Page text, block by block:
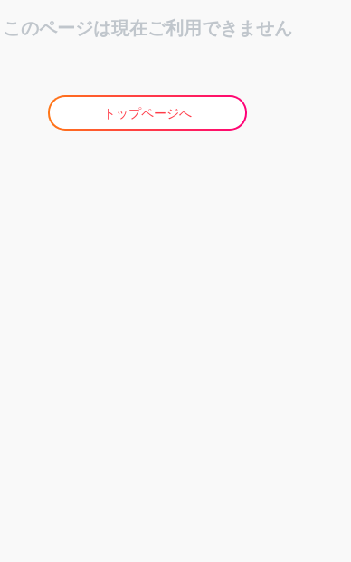
このページは現在ご利用できません